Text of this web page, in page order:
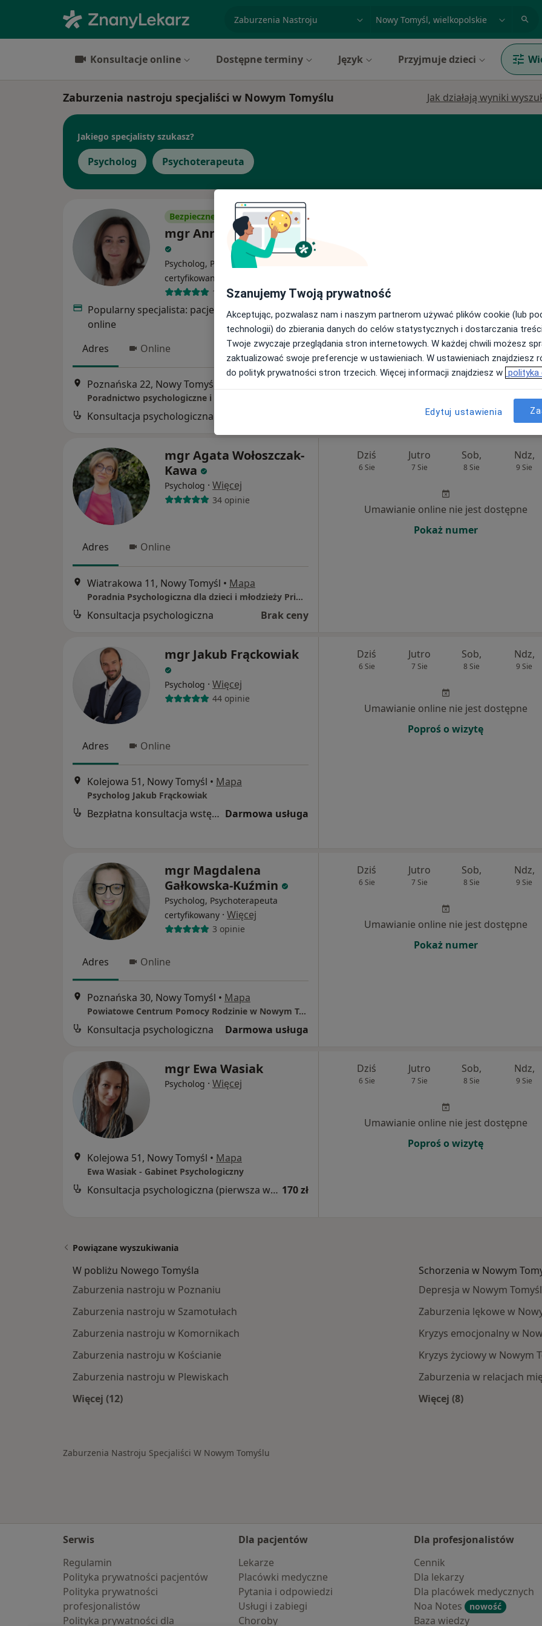
miasto lub dzielnica
Konsultacje online Dostępne terminy Język Przyjmuje dzieci
Zaburzenia nastroju specjaliści w Nowym Tomyślu Jak działają wyniki
Jakiego specjalisty szukasz?
Psycholog Psychoterapeuta
Bezpieczne płatności
mgr Anna Smuśkiewicz
Psycholog, Psychoterapeuta
certyfikowany
19 opinii
Popularny specjalista: pacjenci chętnie płacą
online
Adres
Online
Poznańska 22, Nowy Tomyśl
Poradnictwo psychologiczne i psychoterapia
Konsultacja psychologiczna
mgr Agata Wołoszczak-
Kawa
Psycholog · Więcej
34 opinie
Adres Online
Wiatrakowa 11, Nowy Tomyśl • Mapa
Poradnia Psychologiczna dla dzieci i młodzieży Primum Vivere
Konsultacja psychologiczna Brak ceny
Dziś
6 Sie
Jutro
7 Sie
Sob,
8 Sie
Ndz,
9 Sie
Umawianie online nie jest dostępne
Pokaż numer
mgr Jakub Frąckowiak
Psycholog · Więcej
44 opinie
Adres Online
Kolejowa 51, Nowy Tomyśl • Mapa
Psycholog Jakub Frąckowiak
Bezpłatna konsultacja wstępna - telefoniczna Darmowa usługa
Dziś
6 Sie
Jutro
7 Sie
Sob,
8 Sie
Ndz,
9 Sie
Umawianie online nie jest dostępne
Poproś o wizytę
mgr Magdalena
Gałkowska-Kuźmin
Psycholog, Psychoterapeuta
certyfikowany · Więcej
3 opinie
Adres Online
Poznańska 30, Nowy Tomyśl • Mapa
Powiatowe Centrum Pomocy Rodzinie w Nowym Tomyślu
Konsultacja psychologiczna Darmowa usługa
Dziś
6 Sie
Jutro
7 Sie
Sob,
8 Sie
Ndz,
9 Sie
Umawianie online nie jest dostępne
Pokaż numer
mgr Ewa Wasiak
Psycholog · Więcej
Kolejowa 51, Nowy Tomyśl • Mapa
Ewa Wasiak - Gabinet Psychologiczny
Konsultacja psychologiczna (pierwsza wizyta) 170 zł
Dziś
6 Sie
Jutro
7 Sie
Sob,
8 Sie
Ndz,
9 Sie
Umawianie online nie jest dostępne
Poproś o wizytę
Powiązane wyszukiwania
W pobliżu Nowego Tomyśla
Zaburzenia nastroju w Poznaniu
Zaburzenia nastroju w Szamotułach
Zaburzenia nastroju w Komornikach
Zaburzenia nastroju w Kościanie
Zaburzenia nastroju w Plewiskach
Więcej (12)
Schorzenia w Nowym
Depresja w Nowym
Zaburzenia lękowe w
Kryzys emocjonalny w
Kryzys życiowy w Nowym
Zaburzenia w relacjach
Więcej (8)
Zaburzenia Nastroju Specjaliści W Nowym Tomyślu
Serwis
Regulamin
Polityka prywatności pacjentów
Polityka prywatności
profesjonalistów
Polityka prywatności dla
Dla pacjentów
Lekarze
Placówki medyczne
Pytania i odpowiedzi
Usługi i zabiegi
Choroby
Dla profesjonalistów
Cennik
Dla lekarzy
Dla placówek medycznych
Noa Notes
nowość
Baza wiedzy
Szanujemy Twoją prywatność
Akceptując, pozwalasz nam i naszym partnerom używać plików cookie (lub
technologii) do zbierania danych do celów statystycznych i dostarczania
Twoje zwyczaje przeglądania stron internetowych. W każdej chwili możesz
zaktualizować swoje preferencje w ustawieniach. W ustawieniach znajdziesz
do polityk prywatności stron trzecich. Więcej informacji znajdziesz w polityka
Edytuj ustawienia